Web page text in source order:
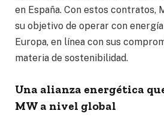
en España. Con estos contratos,
su objetivo de operar con
Europa, en línea con sus
materia de sostenibilidad.
Una alianza energética
MW a nivel global